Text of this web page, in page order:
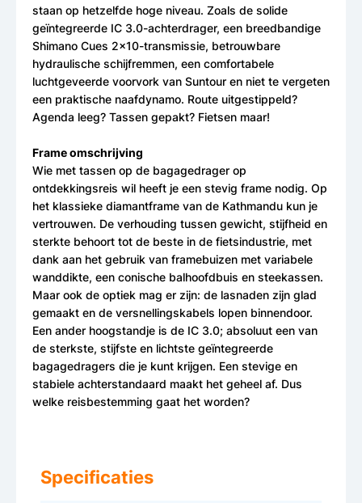
staan op hetzelfde hoge niveau. Zoals de solide
geïntegreerde IC 3.0-achterdrager, een breedbandige
Shimano Cues 2x10-transmissie, betrouwbare
hydraulische schijfremmen, een comfortabele
luchtgeveerde voorvork van Suntour en niet te vergeten
een praktische naafdynamo. Route uitgestippeld?
Agenda leeg? Tassen gepakt? Fietsen maar!
Frame omschrijving
Wie met tassen op de bagagedrager op
ontdekkingsreis wil heeft je een stevig frame nodig. Op
het klassieke diamantframe van de Kathmandu kun je
vertrouwen. De verhouding tussen gewicht, stijfheid en
sterkte behoort tot de beste in de fietsindustrie, met
dank aan het gebruik van framebuizen met variabele
wanddikte, een conische balhoofdbuis en steekassen.
Maar ook de optiek mag er zijn: de lasnaden zijn glad
gemaakt en de versnellingskabels lopen binnendoor.
Een ander hoogstandje is de IC 3.0; absoluut een van
de sterkste, stijfste en lichtste geïntegreerde
bagagedragers die je kunt krijgen. Een stevige en
stabiele achterstandaard maakt het geheel af. Dus
welke reisbestemming gaat het worden?
Specificaties